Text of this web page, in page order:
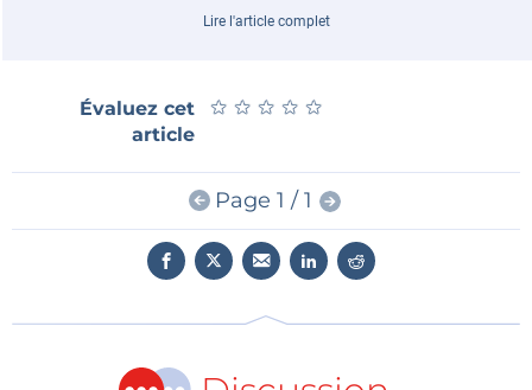
d'Équateur à Londres, où est réfugié Julian Assange,
ougandaise. Ceux-ci provenaient, pense l'enquêteur,
d'un intercepteur de téléphonie mobile, installé sur
le toit de l'ambassade, et qui se faisait passer pour un
relais ordinaire du réseau cellulaire. Le conférencier
soupçonne les services secrets d'avoir oublié de
reformater l'appareillage, utilisé auparavant lors d'une
L'intérêt de cette présentation réside donc moins
dans les informations techniques que dans les
Lire l'article complet
Évaluez cet
article
★ ★ ★ ★ ★
★ ★ ★ ★ ★
Page 1 / 1